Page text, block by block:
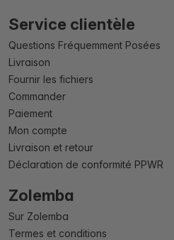
Service clientèle
Questions Fréquemment Posées
Livraison
Fournir les fichiers
Commander
Paiement
Mon compte
Livraison et retour
Déclaration de conformité PPWR
Zolemba
Sur Zolemba
Termes et conditions